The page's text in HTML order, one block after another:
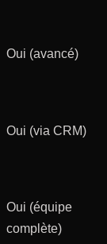
Oui (avancé)
Oui (via CRM)
Oui (équipe
complète)